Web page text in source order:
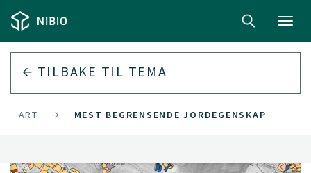
TILBAKE TIL TEMA
MEST BEGRENSENDE JORDEGENSKAP